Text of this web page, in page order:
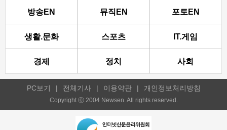
방송EN 뮤직EN 포토EN
생활.문화 스포츠 IT.게임
경제 정치 사회
PC보기 | 전체기사 | 이용약관 | 개인정보처리방침
Copyright ⓒ 2004 Newsen. All rights reserved.